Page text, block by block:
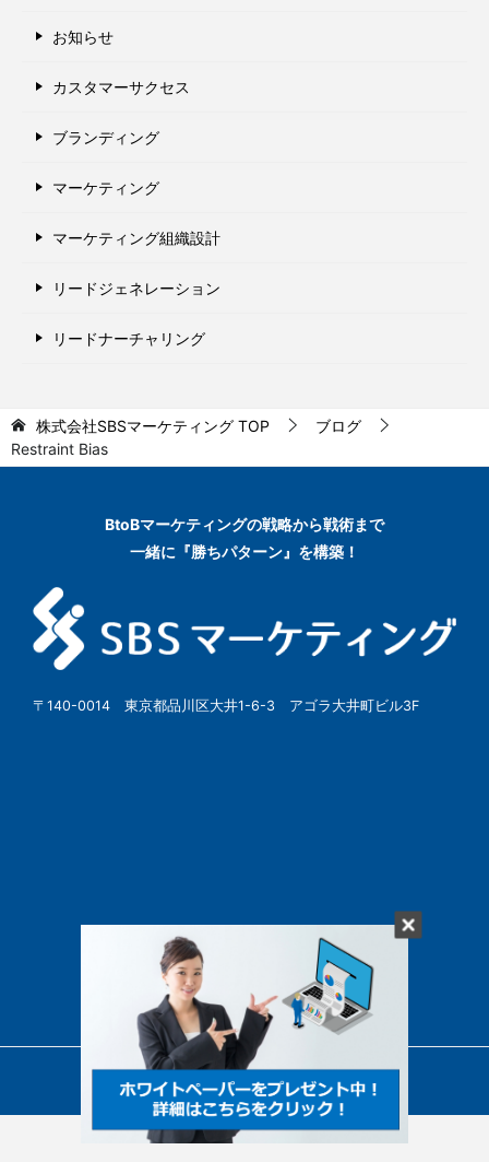
お知らせ
カスタマーサクセス
ブランディング
マーケティング
マーケティング組織設計
リードジェネレーション
リードナーチャリング
株式会社SBSマーケティング TOP
ブログ
Restraint Bias
BtoBマーケティングの戦略から戦術まで
一緒に『勝ちパターン』を構築！
〒140-0014 東京都品川区大井1-6-3 アゴラ大井町ビル3F
© SBSMarketing Co., Ltd.